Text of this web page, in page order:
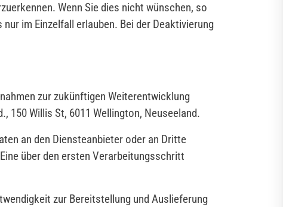
Wenn Sie dies nicht wünschen, so
im Einzelfall erlauben. Bei der Deaktivierung
zur zukünftigen Weiterentwicklung
150 Willis St, 6011 Wellington, Neuseeland.
an den Diensteanbieter oder an Dritte
über den ersten Verarbeitungsschritt
zur Bereitstellung und Auslieferung